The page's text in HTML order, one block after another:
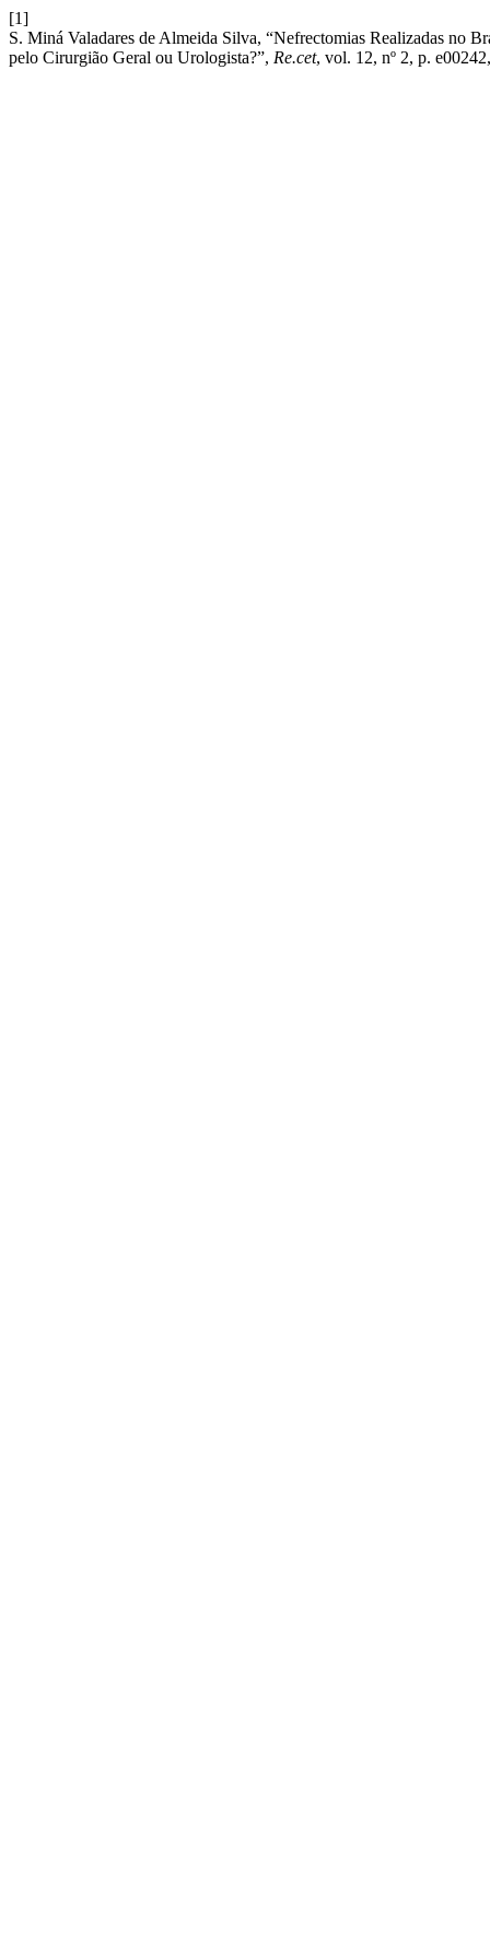
[1]
S. Miná Valadares de Almeida Silva, “Nefrectomias Realizadas no
pelo Cirurgião Geral ou Urologista?”, Re.cet, vol. 12, nº 2, p.